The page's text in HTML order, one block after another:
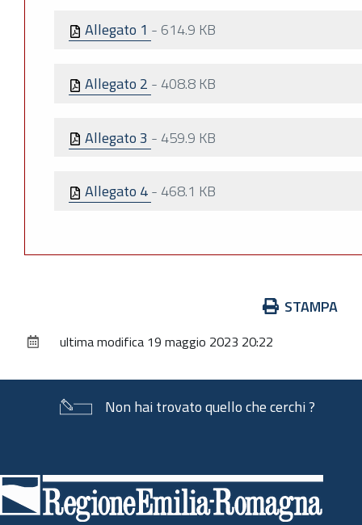
Allegato 1 - 614.9 KB
Allegato 2 - 408.8 KB
Allegato 3 - 459.9 KB
Allegato 4- 468.1 KB
documento
STAMPA
ultima modifica 19 maggio 2023 20:22
Non hai trovato quello che cerchi ?
di
pagina